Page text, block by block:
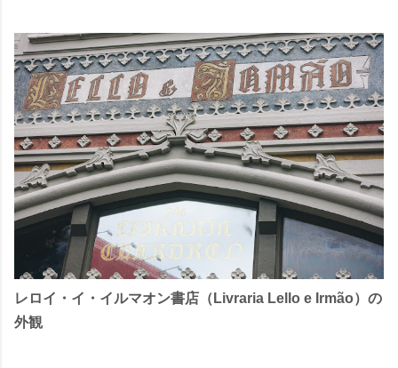
レロイ・イ・イルマオン書店（Livraria Lello e Irmão）の
外観